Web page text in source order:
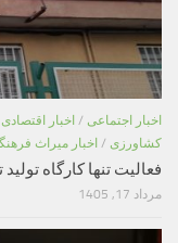
اخبار اجتماعی / اخبار اقتصادی
کشاورزی / اخبار میراث
فعالیت تنها کارگاه
مرداد 17, 1405